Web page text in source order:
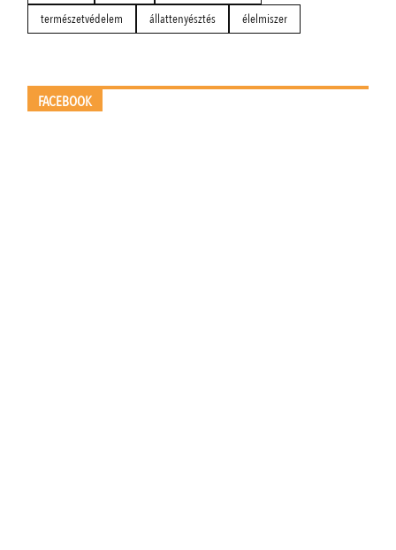
természetvédelem
állattenyésztés élelmiszer
FACEBOOK